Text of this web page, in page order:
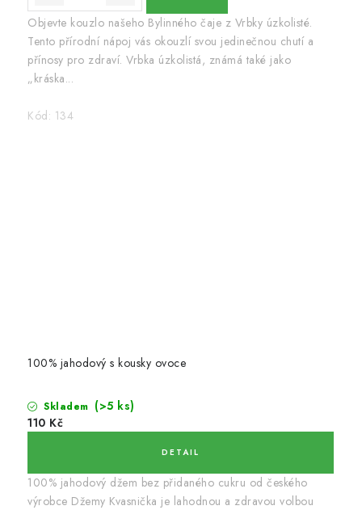
Objevte kouzlo našeho Bylinného čaje z Vrbky úzkolisté.
Tento přírodní nápoj vás okouzlí svou jedinečnou chutí a
přínosy pro zdraví. Vrbka úzkolistá, známá také jako
„kráska...
Kód: 134
100% jahodový s kousky ovoce
Skladem (>5 ks)
110 Kč
100% jahodový džem bez přidaného cukru od českého
výrobce Džemy Kvasnička je lahodnou a zdravou volbou